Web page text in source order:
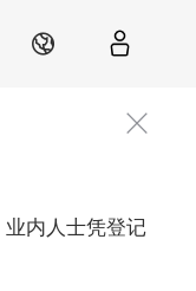
ZH
内人士凭登记